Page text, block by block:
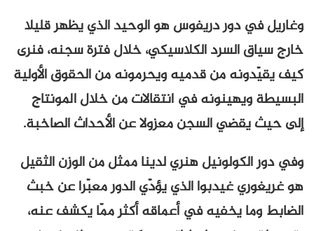
وغاريل في دور دريفوس هو الوحيد الذي يظهر قليلا
خارج سياق السرد الكلاسيكي، خلال فترة سجنه، فنرى
كيف يقيّدونه من قدميه ويحرمونه من الحقوق الأولية
البسيطة ويهينونه في انتقالات من خلال المونتاج
إلى حيث يقضي السجن معزولا عن الأحداث الصاخبة.
وفي دور الكولونيل هنري لدينا ممثل من الوزن الثقيل
هو غريغوري غيدبوا الذي يؤدّي الدور معبّرا عن خبث
الضابط وما يخفيه في أعماقه أكثر ممّا يكشف عنه،